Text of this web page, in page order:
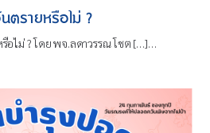
ตรายหรือไม่ ?
อไม่ ? โดย พจ.ลดาวรรณ โชต […]…